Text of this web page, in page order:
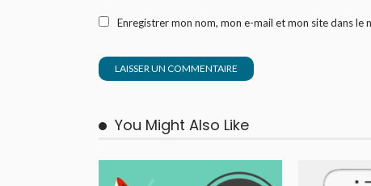
Enregistrer mon nom, mon e-mail et mon site dans
You Might Also Like